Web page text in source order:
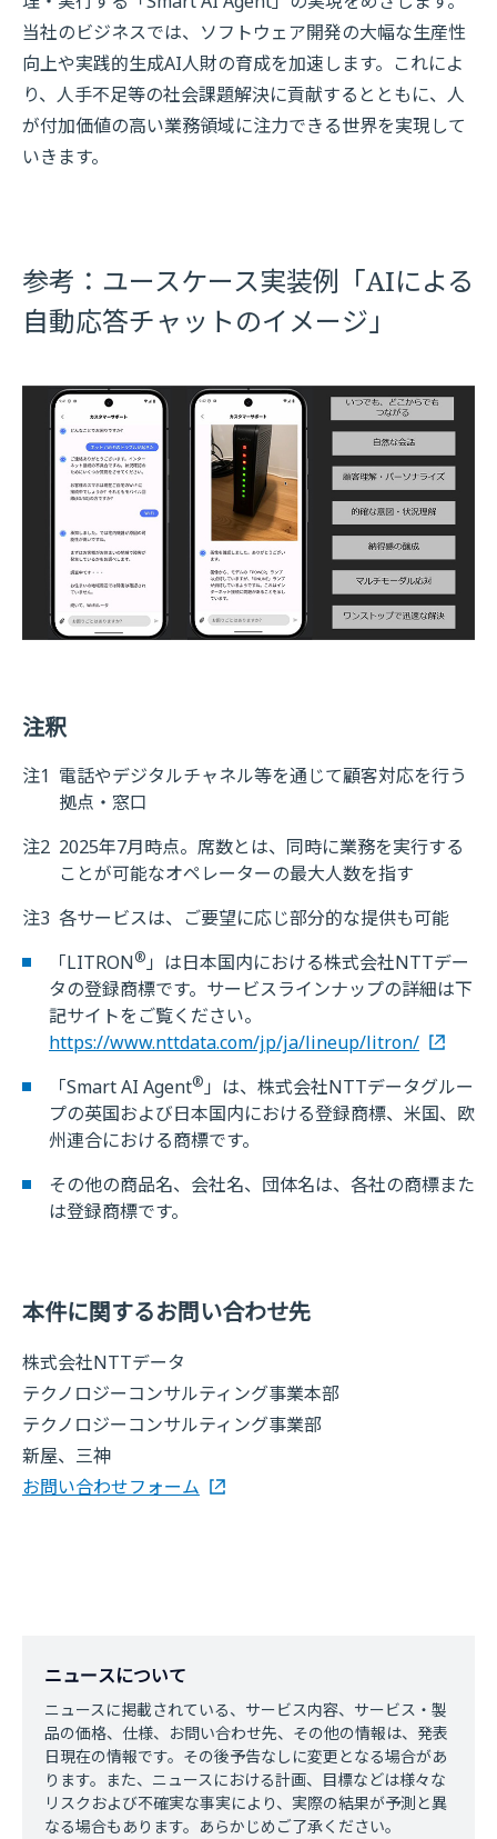
当社のビジネスでは、ソフトウェア開発の大幅な生産性
向上や実践的生成AI人財の育成を加速します。これによ
り、人手不足等の社会課題解決に貢献するとともに、人
が付加価値の高い業務領域に注力できる世界を実現して
いきます。
参考：ユースケース実装例「AIによる
自動応答チャットのイメージ」
注釈
注1 電話やデジタルチャネル等を通じて顧客対応を行う
拠点・窓口
注2 2025年7月時点。席数とは、同時に業務を実行する
ことが可能なオペレーターの最大人数を指す
注3 各サービスは、ご要望に応じ部分的な提供も可能
「LITRON® 」は日本国内における株式会社NTTデー
タの登録商標です。サービスラインナップの詳細は下
記サイトをご覧ください。
https://www.nttdata.com/jp/ja/lineup/litron/
「Smart AI Agent® 」は、株式会社NTTデータグルー
プの英国および日本国内における登録商標、米国、欧
州連合における商標です。
その他の商品名、会社名、団体名は、各社の商標また
は登録商標です。
本件に関するお問い合わせ先
株式会社NTTデータ
テクノロジーコンサルティング事業本部
テクノロジーコンサルティング事業部
新屋、三神
お問い合わせフォーム
ニュースについて
ニュースに掲載されている、サービス内容、サービス・製
品の価格、仕様、お問い合わせ先、その他の情報は、発表
日現在の情報です。その後予告なしに変更となる場合があ
ります。また、ニュースにおける計画、目標などは様々な
リスクおよび不確実な事実により、実際の結果が予測と異
なる場合もあります。あらかじめご了承ください。